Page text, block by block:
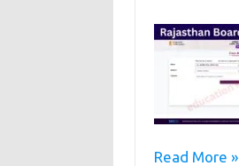
Read More »